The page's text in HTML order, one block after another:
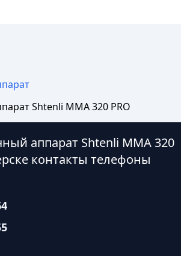
Shtenli ММА 320 PRO
аппарат Shtenli ММА 320
контакты телефоны